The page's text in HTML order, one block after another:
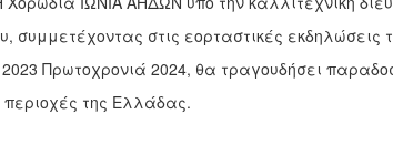
συμμετέχοντας στις εορταστικές εκδηλώσεις
Πρωτοχρονιά 2024, θα τραγουδήσει
της Ελλάδας.